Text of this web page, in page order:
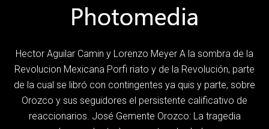
Hector Aguilar Camin y Lorenzo Meyer A la sombra de la
Revolucion Mexicana Porfi riato y de la Revolución, parte
de la cual se libró con contingentes ya quis y parte, sobre
Orozco y sus seguidores el persistente calificativo de
reaccionarios. José Gemente Orozco: La tragedia